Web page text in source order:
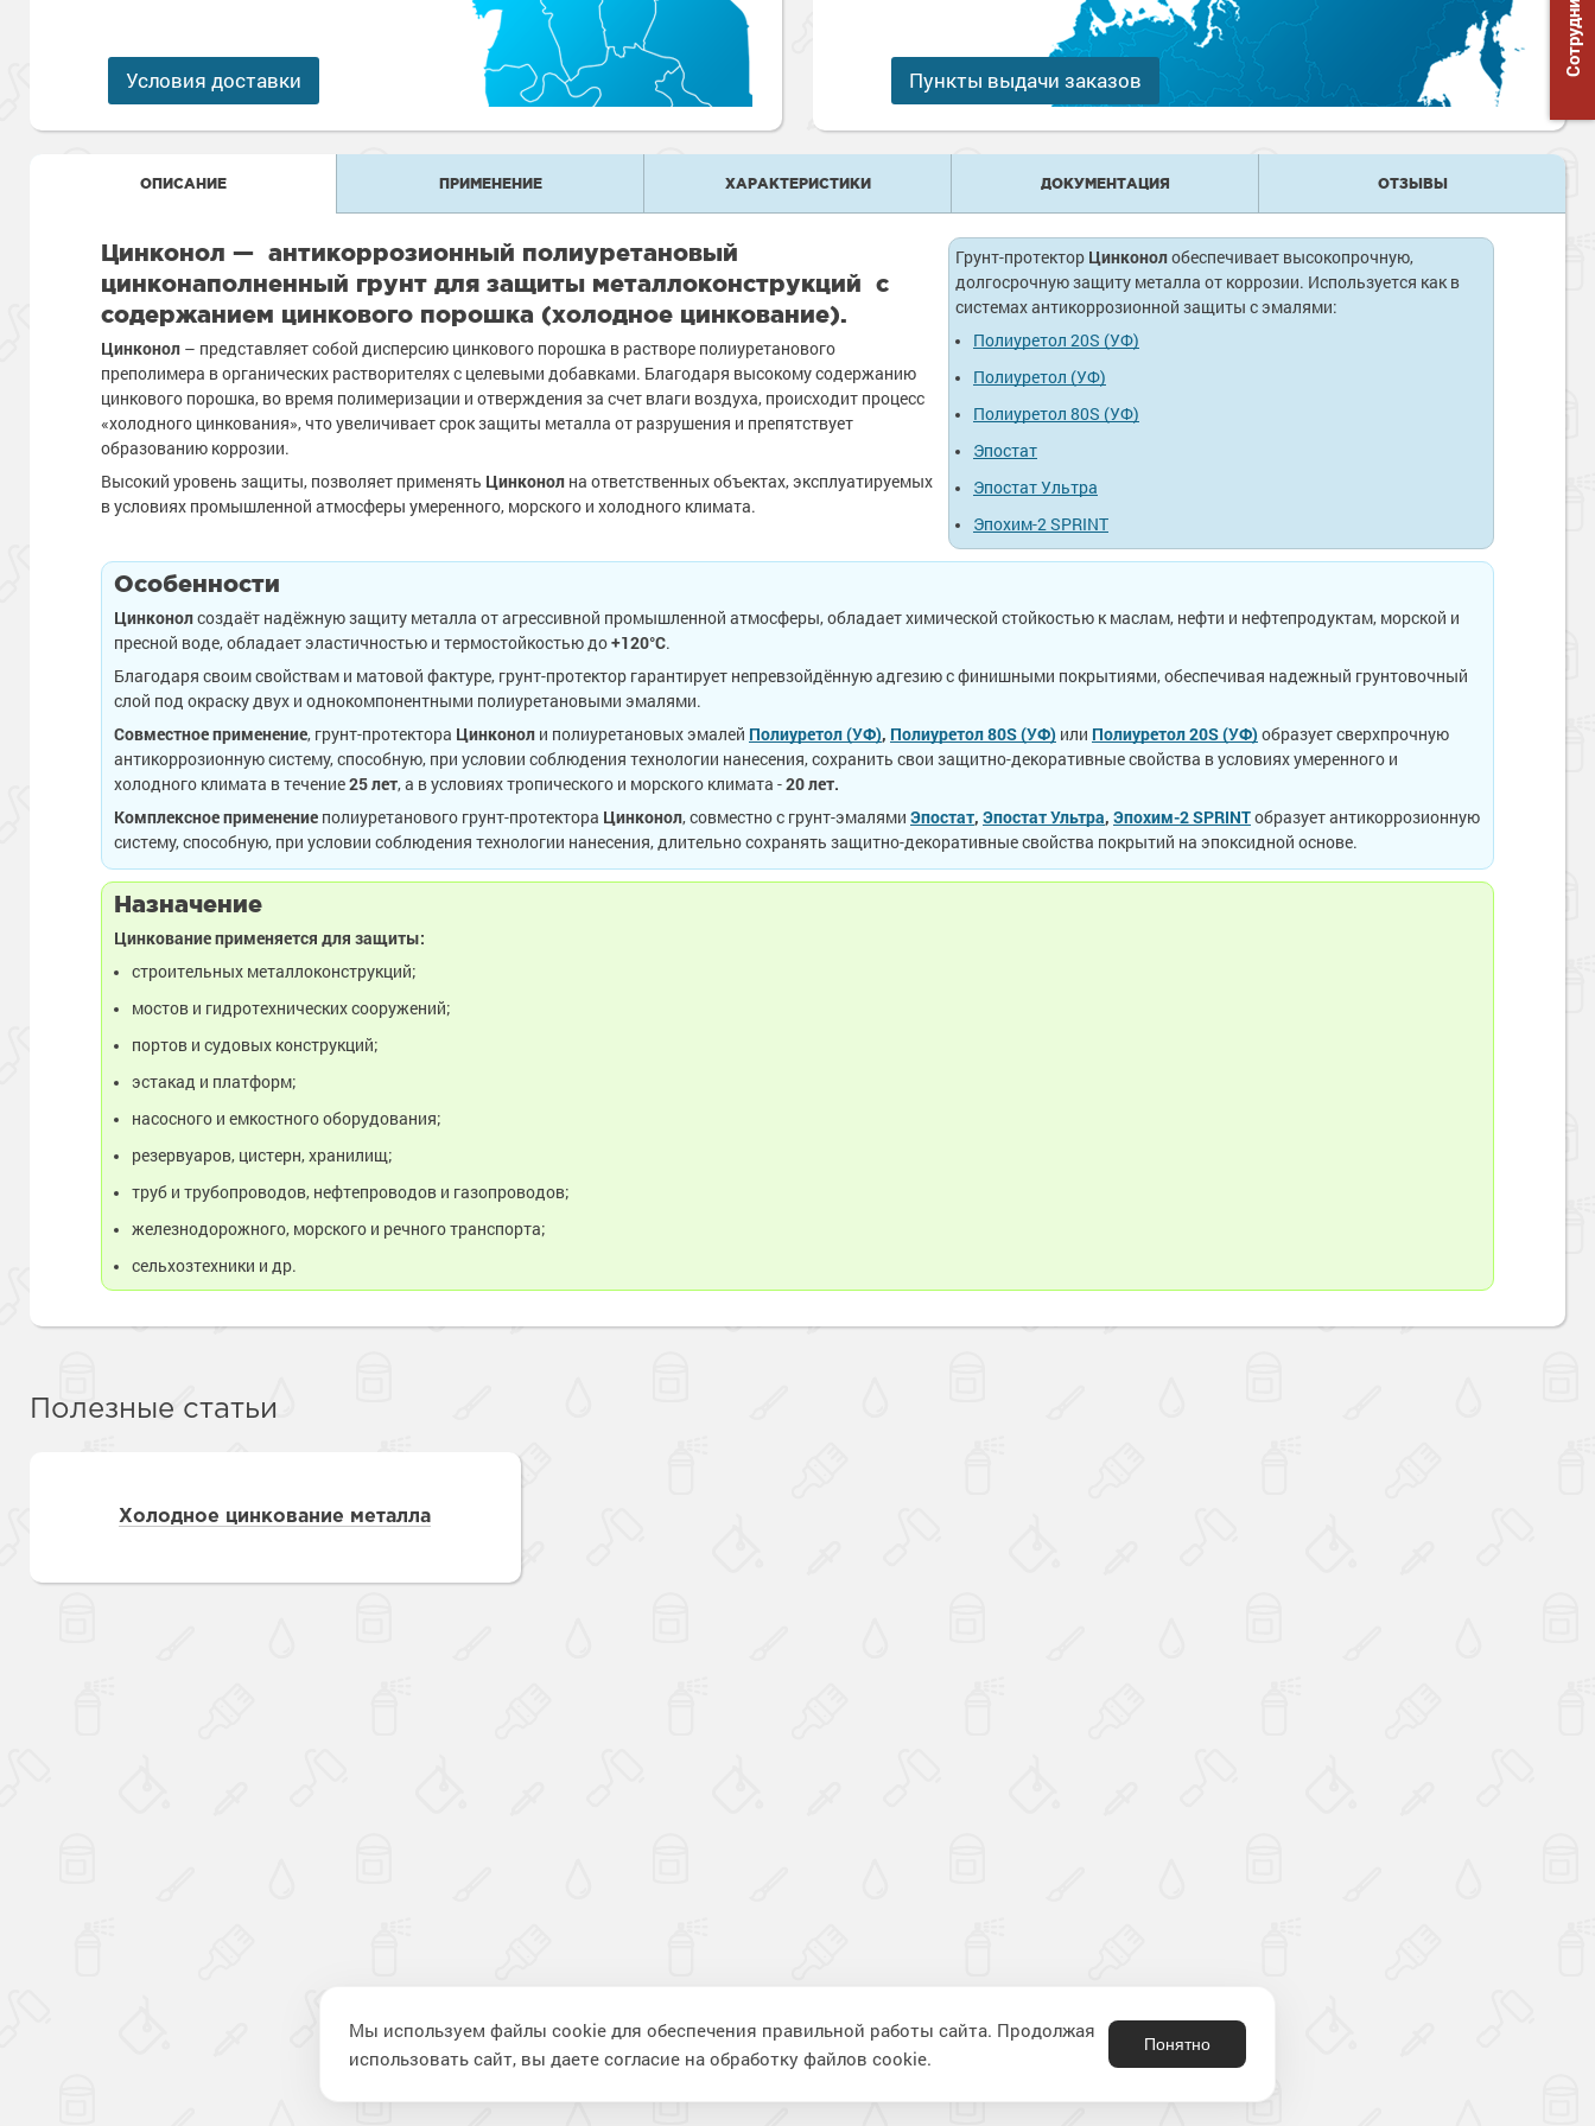
Сопутствующие товары
Промышленные
металлоконструкции
Промышленное оборудование
Промышленные стены
Сопутствующие товары
Алюминиевые краски
Морозостойкие краски
Морозостойкие краски для
бетонных полов
Морозостойкие краски для
металла
Сопутствующие товары
Условия доставки Пункты выдачи заказов
ОПИСАНИЕ ПРИМЕНЕНИЕ ХАРАКТЕРИСТИКИ ДОКУМЕНТАЦИЯ ОТЗЫВЫ
Грунт-протектор Цинконолобеспечивает высокопрочную,
долгосрочную защиту металла от коррозии. Используется как в
системах антикоррозионной защиты с эмалями:
Полиуретол 20S (УФ)
Полиуретол (УФ)
Полиуретол 80S (УФ)
Эпостат
Эпостат Ультра
Эпохим-2 SPRINT
Цинконол — антикоррозионный полиуретановый
цинконаполненный грунт для защиты металлоконструкций с
содержанием цинкового порошка (холодное цинкование).
Цинконол – представляет собой дисперсию цинкового порошка в растворе полиуретанового
преполимера в органических растворителях с целевыми добавками. Благодаря высокому содержанию
цинкового порошка, во время полимеризации и отверждения за счет влаги воздуха, происходит процесс
«холодного цинкования», что увеличивает срок защиты металла от разрушения и препятствует
образованию коррозии.
Высокий уровень защиты, позволяет применять Цинконол на ответственных объектах, эксплуатируемых
в условиях промышленной атмосферы умеренного, морского и холодного климата.
Особенности
Цинконолсоздаёт надёжную защиту металла от агрессивной промышленной атмосферы, обладает химической стойкостью к маслам, нефти и нефтепродуктам, морской и
пресной воде, обладает эластичностью и термостойкостью до+120°С.
Благодаря своим свойствам и матовой фактуре, грунт-протектор гарантирует непревзойдённую адгезию с финишными покрытиями, обеспечивая надежный грунтовочный
слой под окраску двух и однокомпонентными полиуретановыми эмалями.
Совместное применение, грунт-протектора Цинконол и полиуретановых эмалей Полиуретол (УФ), Полиуретол 80S (УФ) или Полиуретол 20S (УФ) образует сверхпрочную
антикоррозионную систему, способную, при условии соблюдения технологии нанесения, сохранить свои защитно-декоративные свойства в условиях умеренного и
холодного климата в течение25 лет, а в условиях тропического и морского климата -20 лет.
Комплексное применение полиуретанового грунт-протектора Цинконол, совместно с грунт-эмалями Эпостат, Эпостат Ультра, Эпохим-2 SPRINTобразует антикоррозионную
систему, способную, при условии соблюдения технологии нанесения, длительно сохранять защитно-декоративные свойства покрытий на эпоксидной основе.
Назначение
Цинкование применяется для защиты:
строительных металлоконструкций;
мостов и гидротехнических сооружений;
портов и судовых конструкций;
эстакад и платформ;
насосного и емкостного оборудования;
резервуаров, цистерн, хранилищ;
труб и трубопроводов, нефтепроводов и газопроводов;
железнодорожного, морского и речного транспорта;
сельхозтехники и др.
Полезные статьи
Холодное цинкование металла
Мы используем файлы cookie для обеспечения правильной работы сайта. Продолжая
использовать сайт, вы даете согласие на обработку файлов cookie.
Понятно